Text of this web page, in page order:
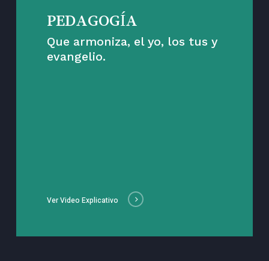
PEDAGOGÍA
Que armoniza, el yo, los tus y
evangelio.
Ver Video Explicativo